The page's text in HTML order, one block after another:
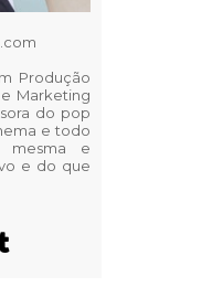
Produção
Marketing
do pop
e todo
e
e do que